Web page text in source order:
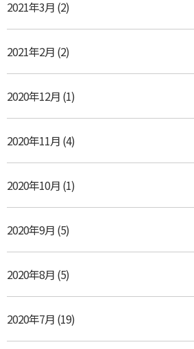
2021年3月 (2)
2021年2月 (2)
2020年12月 (1)
2020年11月 (4)
2020年10月 (1)
2020年9月 (5)
2020年8月 (5)
2020年7月 (19)